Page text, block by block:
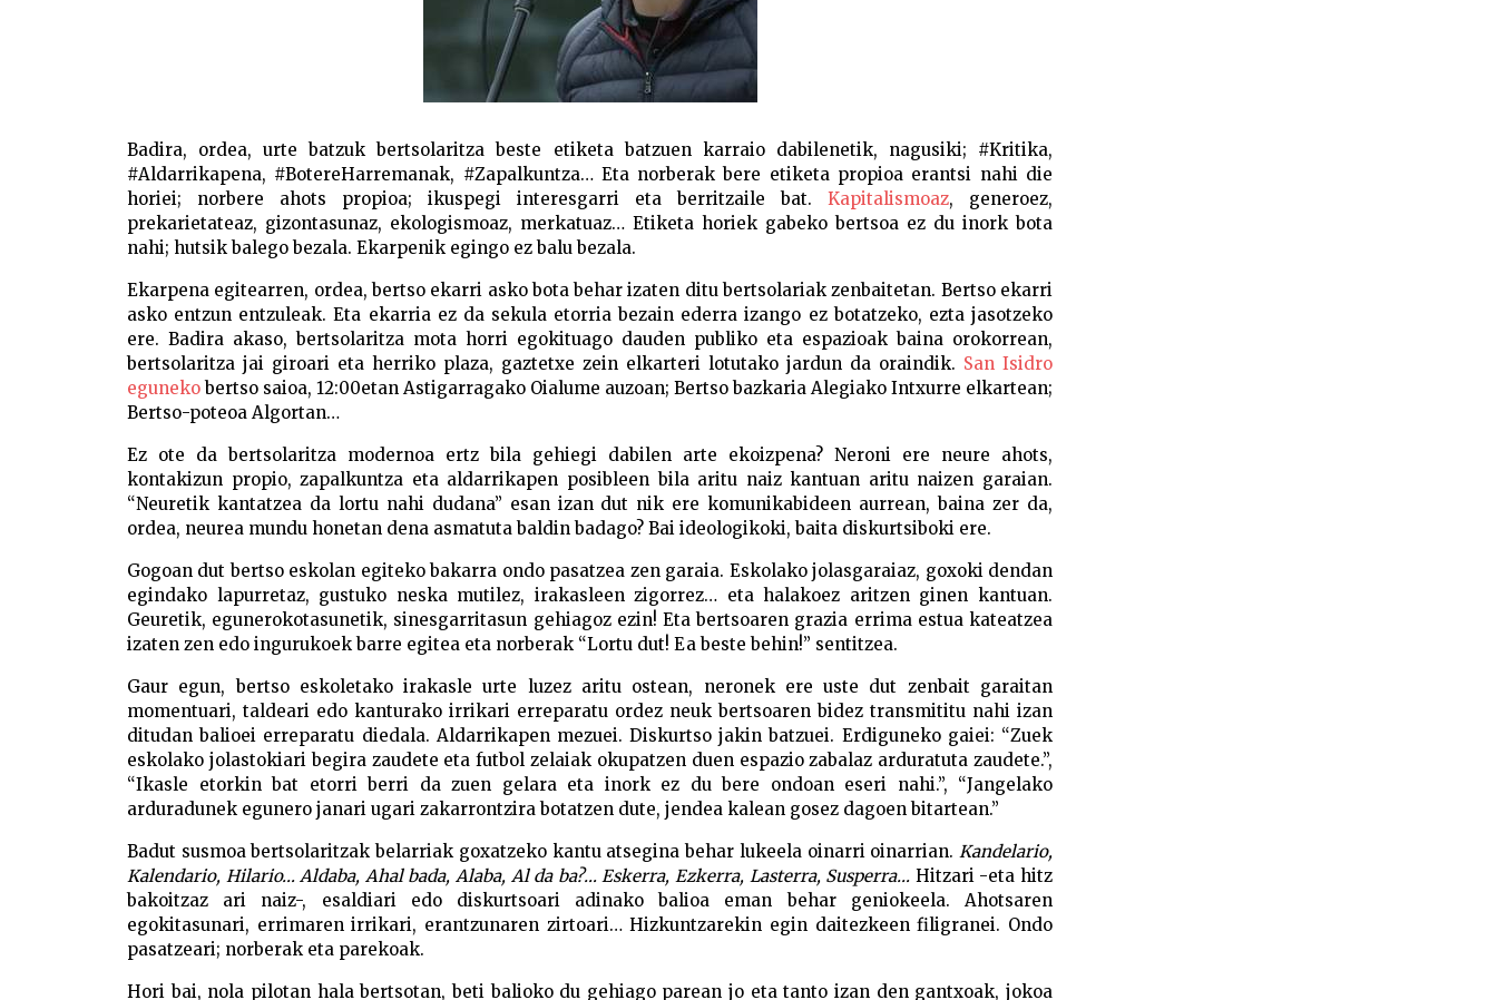
Badira, ordea, urte batzuk bertsolaritza beste etiketa batzuen karraio dabilenetik, nagusiki; #Kritika,
#Aldarrikapena, #BotereHarremanak, #Zapalkuntza… Eta norberak bere etiketa propioa erantsi nahi die
horiei; norbere ahots propioa; ikuspegi interesgarri eta berritzaile bat. Kapitalismoaz, generoez,
prekarietateaz, gizontasunaz, ekologismoaz, merkatuaz… Etiketa horiek gabeko bertsoa ez du inork bota
nahi; hutsik balego bezala. Ekarpenik egingo ez balu bezala.
Ekarpena egitearren, ordea, bertso ekarri asko bota behar izaten ditu bertsolariak zenbaitetan. Bertso ekarri
asko entzun entzuleak. Eta ekarria ez da sekula etorria bezain ederra izango ez botatzeko, ezta jasotzeko
ere. Badira akaso, bertsolaritza mota horri egokituago dauden publiko eta espazioak baina orokorrean,
bertsolaritza jai giroari eta herriko plaza, gaztetxe zein elkarteri lotutako jardun da oraindik. San Isidro
egunekobertso saioa, 12:00etan Astigarragako Oialume auzoan; Bertso bazkaria Alegiako Intxurre elkartean;
Bertso-poteoa Algortan…
Ez ote da bertsolaritza modernoa ertz bila gehiegi dabilen arte ekoizpena? Neroni ere neure ahots,
kontakizun propio, zapalkuntza eta aldarrikapen posibleen bila aritu naiz kantuan aritu naizen garaian.
“Neuretik kantatzea da lortu nahi dudana” esan izan dut nik ere komunikabideen aurrean, baina zer da,
ordea, neurea mundu honetan dena asmatuta baldin badago? Bai ideologikoki, baita diskurtsiboki ere.
Gogoan dut bertso eskolan egiteko bakarra ondo pasatzea zen garaia. Eskolako jolasgaraiaz, goxoki dendan
egindako lapurretaz, gustuko neska mutilez, irakasleen zigorrez… eta halakoez aritzen ginen kantuan.
Geuretik, egunerokotasunetik, sinesgarritasun gehiagoz ezin! Eta bertsoaren grazia errima estua kateatzea
izaten zen edo ingurukoek barre egitea eta norberak “Lortu dut! Ea beste behin!” sentitzea.
Gaur egun, bertso eskoletako irakasle urte luzez aritu ostean, neronek ere uste dut zenbait garaitan
momentuari, taldeari edo kanturako irrikari erreparatu ordez neuk bertsoaren bidez transmititu nahi izan
ditudan balioei erreparatu diedala. Aldarrikapen mezuei. Diskurtso jakin batzuei. Erdiguneko gaiei: “Zuek
eskolako jolastokiari begira zaudete eta futbol zelaiak okupatzen duen espazio zabalaz arduratuta zaudete.”,
“Ikasle etorkin bat etorri berri da zuen gelara eta inork ez du bere ondoan eseri nahi.”, “Jangelako
arduradunek egunero janari ugari zakarrontzira botatzen dute, jendea kalean gosez dagoen bitartean.”
Badut susmoa bertsolaritzak belarriak goxatzeko kantu atsegina behar lukeela oinarri oinarrian. Kandelario,
Kalendario, Hilario… Aldaba, Ahal bada, Alaba, Al da ba?… Eskerra, Ezkerra, Lasterra, Susperra… Hitzari -eta hitz
bakoitzaz ari naiz-, esaldiari edo diskurtsoari adinako balioa eman behar geniokeela. Ahotsaren
egokitasunari, errimaren irrikari, erantzunaren zirtoari… Hizkuntzarekin egin daitezkeen filigranei. Ondo
pasatzeari; norberak eta parekoak.
Hori bai, nola pilotan hala bertsotan, beti balioko du gehiago parean jo eta tanto izan den gantxoak, jokoa